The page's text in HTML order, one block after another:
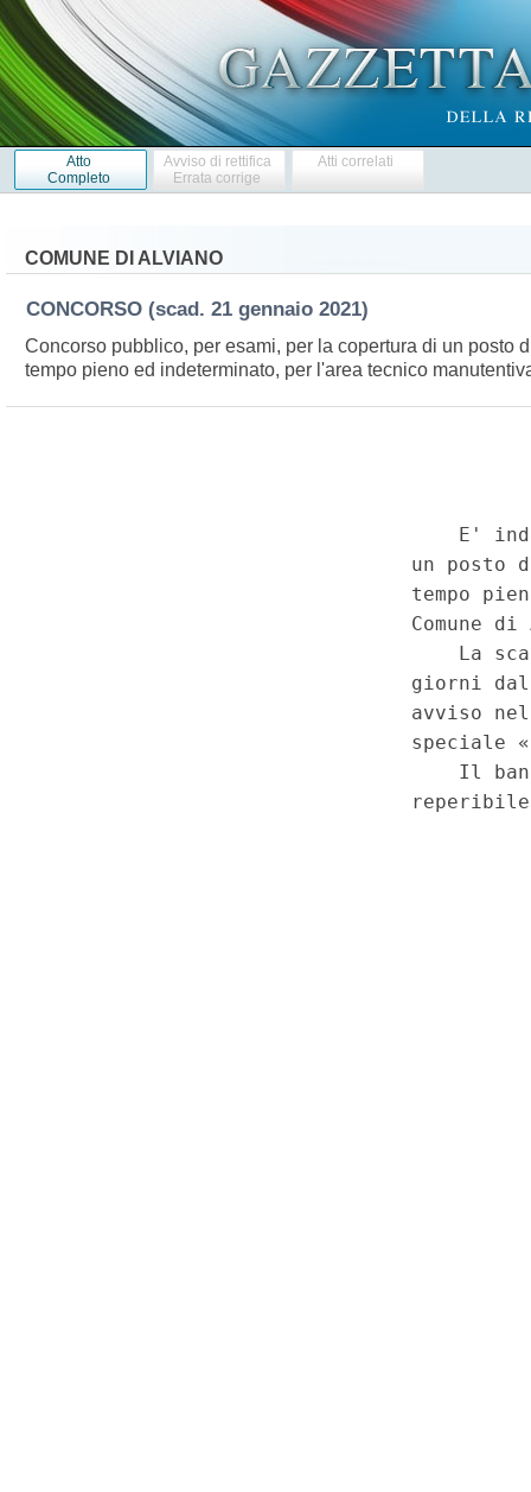
Atto
Completo
Avviso di rettifica
Errata corrige
Atti correlati
COMUNE DI ALVIANO
CONCORSO (scad. 21 gennaio 2021)
Concorso pubblico, per esami, per la copertura di un posto
tempo pieno ed indeterminato, per l'area tecnico